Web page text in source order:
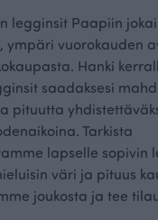
legginsit Paapiin
ympäri vuorokauden
Hanki
saadaksesi
pituutta
Tarkista
lapselle sopivin
väri ja pituus
joukosta ja tee